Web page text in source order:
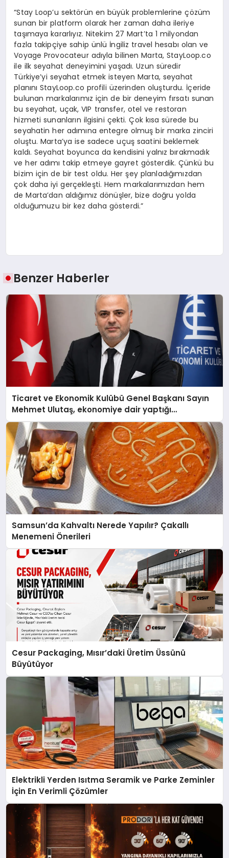
“Stay Loop’u sektörün en büyük problemlerine çözüm
sunan bir platform olarak her zaman daha ileriye
taşımaya kararlıyız. Nitekim 27 Mart’ta 1 milyondan
fazla takipçiye sahip ünlü İngiliz travel hesabı olan ve
Voyage Provocateur adıyla bilinen Marta, StayLoop.co
ile ilk seyahat deneyimini yaşadı. Uzun süredir
Türkiye’yi seyahat etmek isteyen Marta, seyahat
planını StayLoop.co profili üzerinden oluşturdu. İçeride
bulunan markalarımız için de bir deneyim fırsatı sunan
bu seyahat, uçak, VIP transfer, otel ve restoran
hizmeti sunanların ilgisini çekti. Çok kısa sürede bu
seyahatin her adımına entegre olmuş bir marka zinciri
oluştu. Marta’ya ise sadece uçuş saatini beklemek
kaldı. Seyahat boyunca da kendisini yalnız bırakmadık
ve her adımı takip etmeye gayret gösterdik. Çünkü bu
bizim için de bir test oldu. Her şey planladığımızdan
çok daha iyi gerçekleşti. Hem markalarımızdan hem
de Marta’dan aldığımız dönüşler, bize doğru yolda
olduğumuzu bir kez daha gösterdi.”
Benzer Haberler
Ticaret ve Ekonomik Kulübü Genel Başkanı Sayın
Mehmet Ulutaş, ekonomiye dair yaptığı
açıklamada şunları kaydetti:
Samsun’da Kahvaltı Nerede Yapılır? Çakallı
Menemeni Önerileri
Cesur Packaging, Mısır’daki Üretim Üssünü
Büyütüyor
Elektrikli Yerden Isıtma Seramik ve Parke Zeminler
İçin En Verimli Çözümler